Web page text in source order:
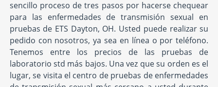
sencillo proceso de tres pasos por hacerse chequear
para las enfermedades de transmisión sexual en
pruebas de ETS Dayton, OH. Usted puede realizar su
pedido con nosotros, ya sea en línea o por teléfono.
Tenemos entre los precios de las pruebas de
laboratorio std más bajos. Una vez que su orden es el
lugar, se visita el centro de pruebas de enfermedades